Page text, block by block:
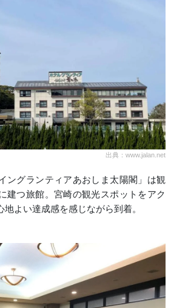
出典：www.jalan.net
ングランティアあおしま太陽閣」は観
建つ旅館。宮崎の観光スポットをアク
よい達成感を感じながら到着。